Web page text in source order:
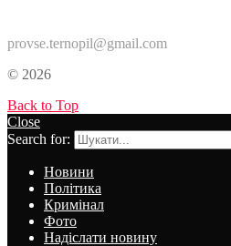
provse.ternopil@gmail.com
© 2026
Back to Top
Close
Search for:
Новини
Політика
Кримінал
Фото
Надіслати новину